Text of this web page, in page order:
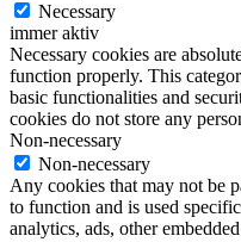
Necessary
immer aktiv
Necessary cookies are
function properly. This
basic functionalities and
cookies do not store any
Non-necessary
Non-necessary
Any cookies that may not be
to function and is used
analytics, ads, other